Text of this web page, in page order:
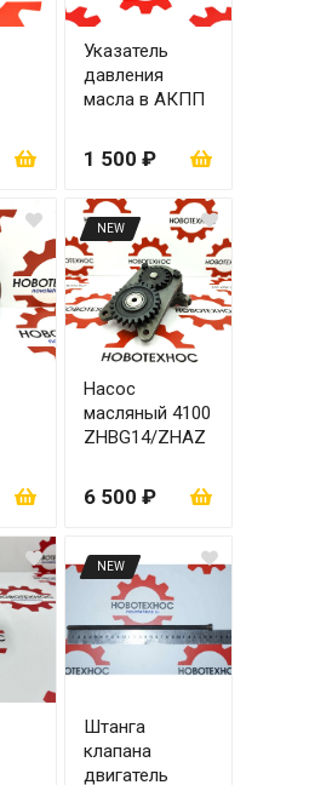
Указатель
давления
масла в АКПП
1 500 ₽
NEW
Насос
масляный 4100
ZHBG14/ZHAZ
6 500 ₽
NEW
Штанга
клапана
двигатель